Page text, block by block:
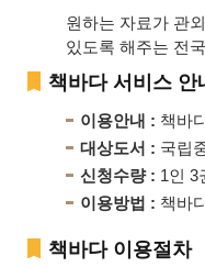
원하는 자료가 관
있도록 해주는 전
책바다 서비스 안
이용안내 : 책바
대상도서 : 국립
신청수량 : 1인 3
이용방법 : 책바
책바다 이용절차